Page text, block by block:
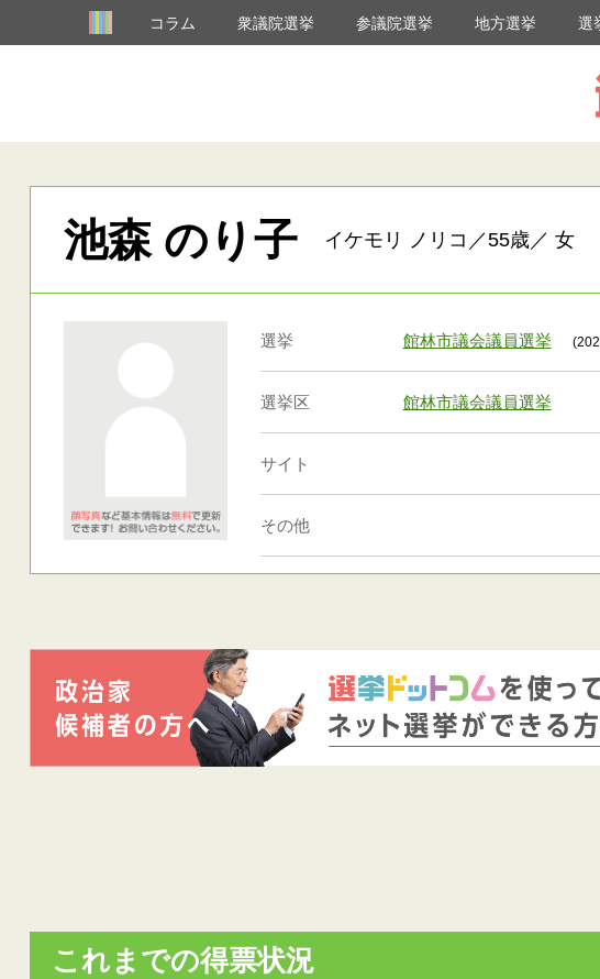
コラム 衆議院選挙 参議院選挙 地方選挙 選
池森 のり子 イケモリ ノリコ／55歳／ 女
選挙 館林市議会議員選挙
選挙区 館林市議会議員選挙
サイト
その他
これまでの得票状況